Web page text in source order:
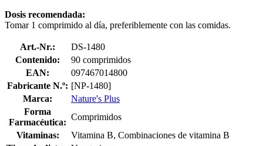
Dosis recomendada:
Tomar 1 comprimido al día, preferiblemente con las comidas.
Art.-Nr.:
DS-1480
Contenido:
90 comprimidos
EAN:
097467014800
Fabricante N.º: [NP-1480]
Marca:
Nature's Plus
Forma
Farmacéutica:
Comprimidos
Vitaminas:
Vitamina B, Combinaciones de vitamina B